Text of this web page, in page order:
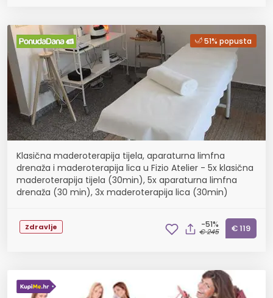
51% popusta
Klasična maderoterapija tijela, aparaturna limfna
drenaža i maderoterapija lica u Fizio Atelier - 5x klasična
maderoterapija tijela (30min), 5x aparaturna limfna
drenaža (30 min), 3x maderoterapija lica (30min)
Zdravlje -51%
€ 245 € 119